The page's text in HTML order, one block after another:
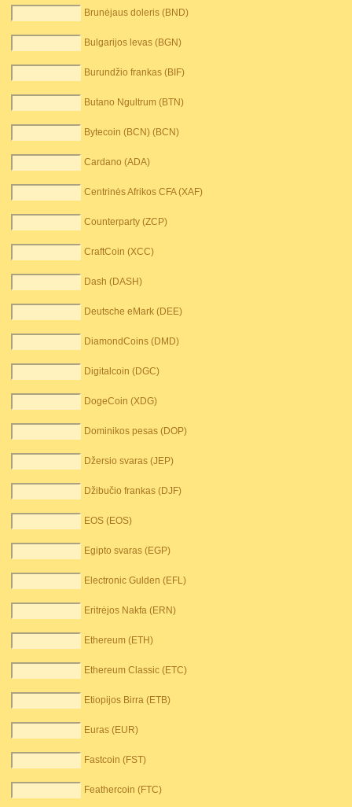
Brunėjaus doleris (BND)
Bulgarijos levas (BGN)
Burundžio frankas (BIF)
Butano Ngultrum (BTN)
Bytecoin (BCN) (BCN)
Cardano (ADA)
Centrinės Afrikos CFA (XAF)
Counterparty (ZCP)
CraftCoin (XCC)
Dash (DASH)
Deutsche eMark (DEE)
DiamondCoins (DMD)
Digitalcoin (DGC)
DogeCoin (XDG)
Dominikos pesas (DOP)
Džersio svaras (JEP)
Džibučio frankas (DJF)
EOS (EOS)
Egipto svaras (EGP)
Electronic Gulden (EFL)
Eritrėjos Nakfa (ERN)
Ethereum (ETH)
Ethereum Classic (ETC)
Etiopijos Birra (ETB)
Euras (EUR)
Fastcoin (FST)
Feathercoin (FTC)